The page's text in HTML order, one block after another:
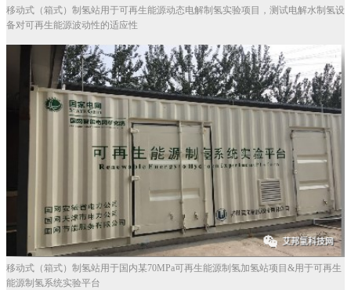
移动式（箱式）制氢站用于可再生能源动态电解制氢实验项目，测试电解水制氢设
备对可再生能源波动性的适应性
移动式（箱式）制氢站用于国内某70MPa可再生能源制氢加氢站项目&用于可再生
能源制氢系统实验平台